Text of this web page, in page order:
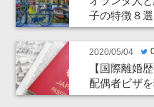
子の特徴８選
2020/05/04 twitter
【国際離婚
配偶者ビザ